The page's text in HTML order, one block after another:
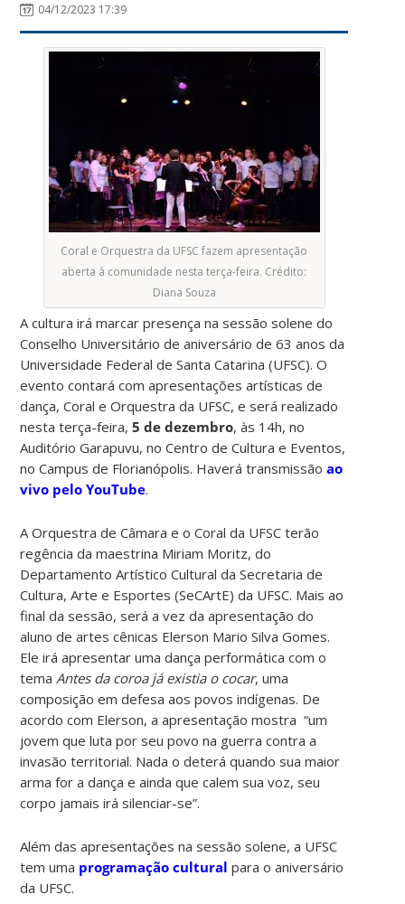
04/12/2023 17:39
Coral e Orquestra da UFSC fazem apresentação
aberta à comunidade nesta terça-feira. Crédito:
Diana Souza
A cultura irá marcar presença na sessão solene do
Conselho Universitário de aniversário de 63 anos da
Universidade Federal de Santa Catarina (UFSC). O
evento contará com apresentações artísticas de
dança, Coral e Orquestra da UFSC, e será realizado
nesta terça-feira,5 de dezembro, às 14h, no
Auditório Garapuvu, no Centro de Cultura e Eventos,
no Campus de Florianópolis. Haverá transmissãoao
vivo pelo YouTube.
A Orquestra de Câmara e o Coral da UFSC terão
regência da maestrina Miriam Moritz, do
Departamento Artístico Cultural da Secretaria de
Cultura, Arte e Esportes (SeCArtE) da UFSC. Mais ao
final da sessão, será a vez da apresentação do
aluno de artes cênicas Elerson Mario Silva Gomes.
Ele irá apresentar uma dança performática com o
tema Antes da coroa já existia o cocar, uma
composição em defesa aos povos indígenas. De
acordo com Elerson, a apresentação mostra “um
jovem que luta por seu povo na guerra contra a
invasão territorial. Nada o deterá quando sua maior
arma for a dança e ainda que calem sua voz, seu
corpo jamais irá silenciar-se”.
Além das apresentações na sessão solene, a UFSC
tem uma programação cultural para o aniversário
da UFSC.